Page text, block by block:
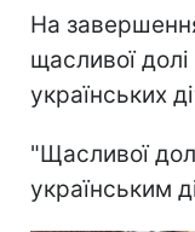
На
щасливої
українських
"Щасливої
українським